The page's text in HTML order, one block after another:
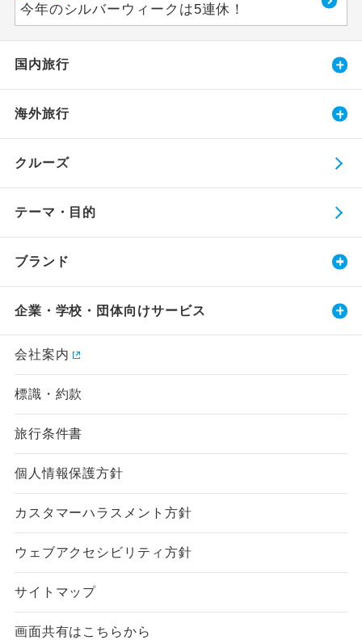
今年のシルバーウィークは5連休！
国内旅行
海外旅行
クルーズ
テーマ・目的
ブランド
企業・学校・団体向けサービス
会社案内
標識・約款
旅行条件書
個人情報保護方針
カスタマーハラスメント方針
ウェブアクセシビリティ方針
サイトマップ
画面共有はこちらから